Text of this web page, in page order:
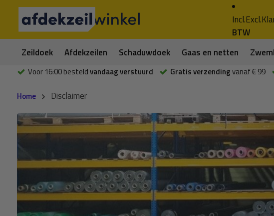
Incl.Excl.
BTW
Zeildoek Afdekzeilen Schaduwdoek Gaas en netten
Voor 16:00 besteldvandaag verstuurd Gratis verzendingvanaf € 99
Home Disclaimer